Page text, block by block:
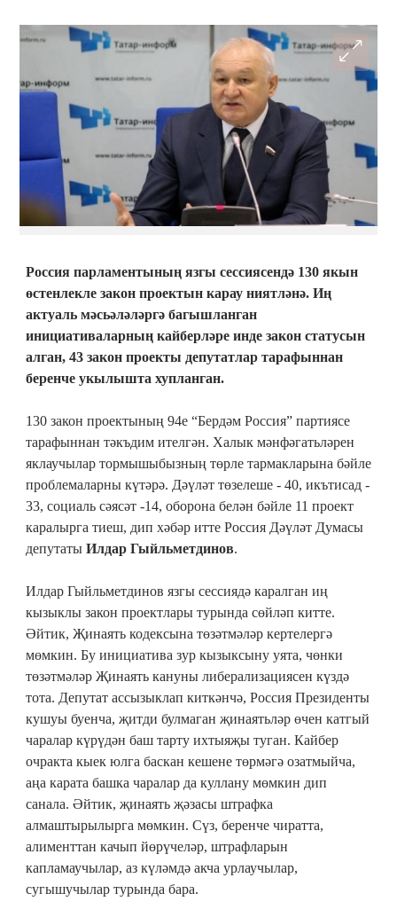
Россия парламентының язгы сессиясендә 130 якын
өстенлекле закон проектын карау ниятләнә. Иң
актуаль мәсьәләләргә багышланган
инициативаларның кайберләре инде закон статусын
алган, 43 закон проекты депутатлар тарафыннан
беренче укылышта хупланган.
130 закон проектының 94е “Бердәм Россия” партиясе
тарафыннан тәкъдим ителгән. Халык мәнфәгатьләрен
яклаучылар тормышыбызның төрле тармакларына бәйле
проблемаларны күтәрә. Дәүләт төзелеше - 40, икътисад -
33, социаль сәясәт -14, оборона белән бәйле 11 проект
каралырга тиеш, дип хәбәр итте Россия Дәүләт Думасы
депутаты Илдар Гыйльметдинов.
Илдар Гыйльметдинов язгы сессиядә каралган иң
кызыклы закон проектлары турында сөйләп китте.
Әйтик, Җинаять кодексына төзәтмәләр кертелергә
мөмкин. Бу инициатива зур кызыксыну уята, чөнки
төзәтмәләр Җинаять кануны либерализациясен күздә
тота. Депутат ассызыклап киткәнчә, Россия Президенты
кушуы буенча, җитди булмаган җинаятьләр өчен катгый
чаралар күрүдән баш тарту ихтыяҗы туган. Кайбер
очракта кыек юлга баскан кешене төрмәгә озатмыйча,
аңа карата башка чаралар да куллану мөмкин дип
санала. Әйтик, җинаять җәзасы штрафка
алмаштырылырга мөмкин. Сүз, беренче чиратта,
алименттан качып йөрүчеләр, штрафларын
капламаучылар, аз күләмдә акча урлаучылар,
сугышучылар турында бара.